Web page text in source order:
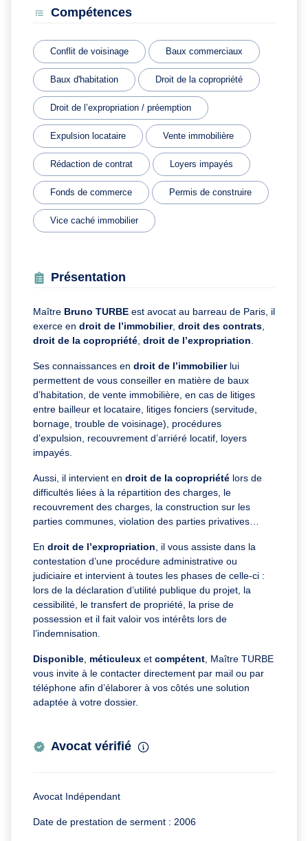
Compétences
Conflit de voisinage Baux commerciaux
Baux d'habitation Droit de la copropriété
Droit de l’expropriation / préemption
Expulsion locataire Vente immobilière
Rédaction de contrat Loyers impayés
Fonds de commerce Permis de construire
Vice caché immobilier
Présentation
Maître Bruno TURBE est avocat au barreau de Paris, il
exerce en droit de l’immobilier, droit des contrats,
droit de la copropriété, droit de l’expropriation.
Ses connaissances en droit de l’immobilierlui
permettent de vous conseiller en matière de baux
d’habitation, de vente immobilière, en cas de litiges
entre bailleur et locataire, litiges fonciers (servitude,
bornage, trouble de voisinage), procédures
d’expulsion, recouvrement d’arriéré locatif, loyers
impayés.
Aussi, il intervient en droit de la copropriété lors de
difficultés liées à la répartition des charges, le
recouvrement des charges, la construction sur les
parties communes, violation des parties privatives…
En droit de l’expropriation, il vous assiste dans la
contestation d’une procédure administrative ou
judiciaire et intervient à toutes les phases de celle-ci :
lors de la déclaration d’utilité publique du projet, la
cessibilité, le transfert de propriété, la prise de
possession et il fait valoir vos intérêts lors de
l’indemnisation.
Disponible, méticuleux et compétent, Maître TURBE
vous invite à le contacter directement par mail ou par
téléphone afin d’élaborer à vos côtés une solution
adaptée à votre dossier.
Avocat vérifié
Avocat Indépendant
Date de prestation de serment : 2006